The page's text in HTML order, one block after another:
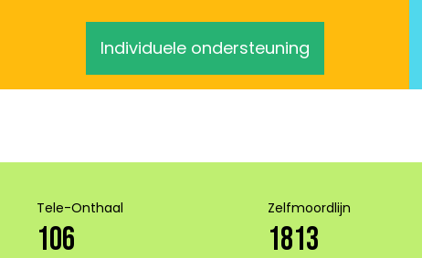
Individuele ondersteuning
Tele-Onthaal
106
Zelfmoordlijn
1813